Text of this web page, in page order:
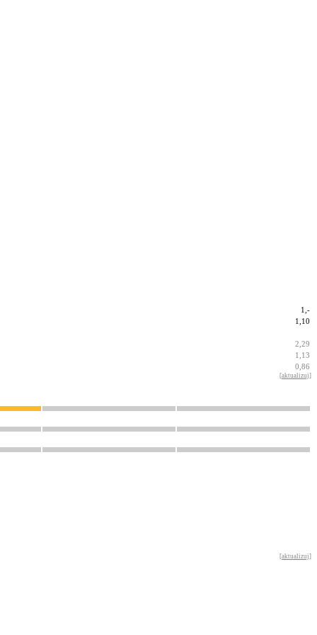
1,-
1,10
2,29
1,13
0,86
[aktualizuj]
[aktualizuj]